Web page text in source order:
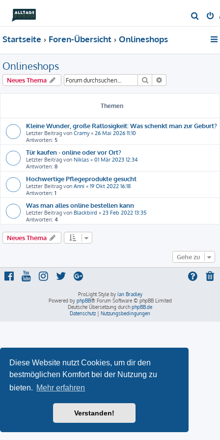
Diese Website nutzt Cookies, um dir den
bestmöglichen Komfort bei der Nutzung zu
bieten. Mehr erfahren
Verstanden!
u
Startseite Foren-Übersicht Onlineshops
Onlineshops
Neues Thema Suche
Themen
Kleine Wunder, große Ratlosigkeit: Was schenkt man zur Geburt?
Letzter Beitrag von Cramy« 26 Mai 2026 11:10
Antworten: 5
Tür kaufen - online oder vor Ort?
Letzter Beitrag von Niklas « 01 Mär 2023 12:34
Antworten: 8
Hochwertige Pflegeprodukte gesucht
Letzter Beitrag von Anni « 19 Okt 2022 16:18
Antworten: 1
Was man alles online bestellen kann
Letzter Beitrag von Blackbird « 23 Feb 2022 13:35
Antworten: 4
Neues Thema
Gehe zu
ProLight Style by Ian Bradley
Powered by phpBB® Forum Software © phpBB Limited
Deutsche Übersetzung durch phpBB.de
Datenschutz | Nutzungsbedingungen